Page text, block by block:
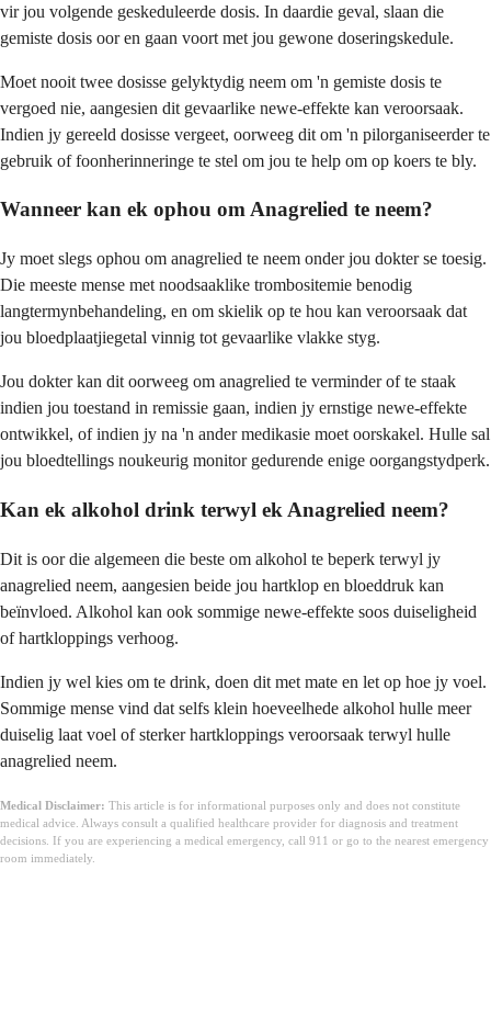
vir jou volgende geskeduleerde dosis. In daardie geval, slaan die
gemiste dosis oor en gaan voort met jou gewone doseringskedule.
Moet nooit twee dosisse gelyktydig neem om 'n gemiste dosis te
vergoed nie, aangesien dit gevaarlike newe-effekte kan veroorsaak.
Indien jy gereeld dosisse vergeet, oorweeg dit om 'n pilorganiseerder te
gebruik of foonherinneringe te stel om jou te help om op koers te bly.
Wanneer kan ek ophou om Anagrelied te neem?
Jy moet slegs ophou om anagrelied te neem onder jou dokter se toesig.
Die meeste mense met noodsaaklike trombositemie benodig
langtermynbehandeling, en om skielik op te hou kan veroorsaak dat
jou bloedplaatjiegetal vinnig tot gevaarlike vlakke styg.
Jou dokter kan dit oorweeg om anagrelied te verminder of te staak
indien jou toestand in remissie gaan, indien jy ernstige newe-effekte
ontwikkel, of indien jy na 'n ander medikasie moet oorskakel. Hulle sal
jou bloedtellings noukeurig monitor gedurende enige oorgangstydperk.
Kan ek alkohol drink terwyl ek Anagrelied neem?
Dit is oor die algemeen die beste om alkohol te beperk terwyl jy
anagrelied neem, aangesien beide jou hartklop en bloeddruk kan
beïnvloed. Alkohol kan ook sommige newe-effekte soos duiseligheid
of hartkloppings verhoog.
Indien jy wel kies om te drink, doen dit met mate en let op hoe jy voel.
Sommige mense vind dat selfs klein hoeveelhede alkohol hulle meer
duiselig laat voel of sterker hartkloppings veroorsaak terwyl hulle
anagrelied neem.
Medical Disclaimer: This article is for informational purposes only and does not constitute
medical advice. Always consult a qualified healthcare provider for diagnosis and treatment
decisions. If you are experiencing a medical emergency, call 911 or go to the nearest emergency
room immediately.